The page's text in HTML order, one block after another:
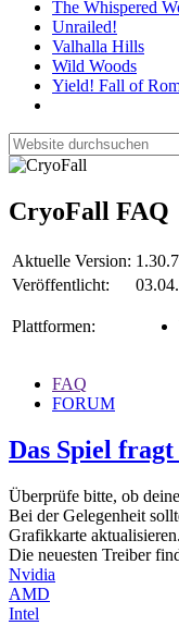
The Whispered
Unrailed!
Valhalla Hills
Wild Woods
Yield! Fall of
CryoFall FAQ
Aktuelle Version:
Veröffentlicht:
Plattformen:
FAQ
FORUM
Das Spiel
Überprüfe bitte, ob
Bei der Gelegenheit
Grafikkarte aktualisieren.
Die neuesten Treiber
Nvidia
AMD
Intel